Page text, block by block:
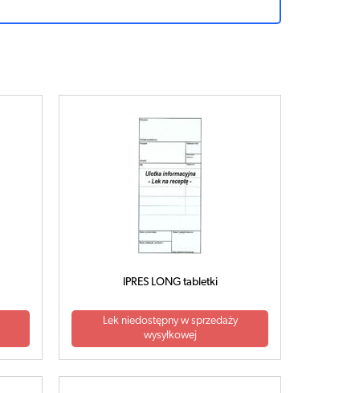
IPRES LONG tabletki
Lek niedostępny w sprzedaży
wysyłkowej